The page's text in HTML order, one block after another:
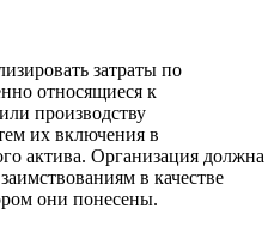
затраты по
относящиеся к
производству
их включения в
актива. Организация должна
в качестве
они понесены.